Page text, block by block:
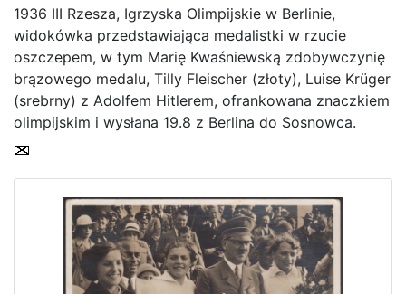
Home page
Current auction
Recent result
Archive
1936 III Rzesza, Igrzyska Olimpijskie w Berlinie,
widokówka przedstawiająca medalistki w rzucie
oszczepem, w tym Marię Kwaśniewską zdobywczynię
brązowego medalu, Tilly Fleischer (złoty), Luise Krüger
(srebrny) z Adolfem Hitlerem, ofrankowana znaczkiem
olimpijskim i wysłana 19.8 z Berlina do Sosnowca.